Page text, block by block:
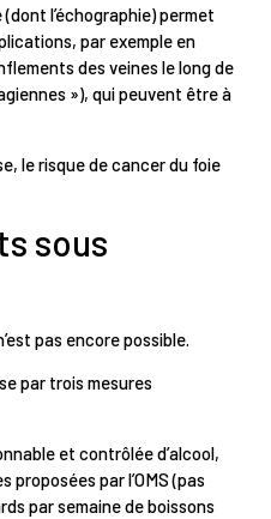
(dont l’échographie) permet
par exemple en
des veines le long de
»), qui peuvent être à
le risque de cancer du foie
sous
pas encore possible.
par trois mesures
et contrôlée d’alcool,
par l’OMS (pas
par semaine de boissons